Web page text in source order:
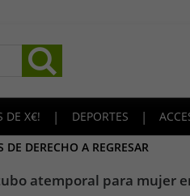
DE X€! | DEPORTES |
DE DERECHO A REGRESAR
atemporal para mujer